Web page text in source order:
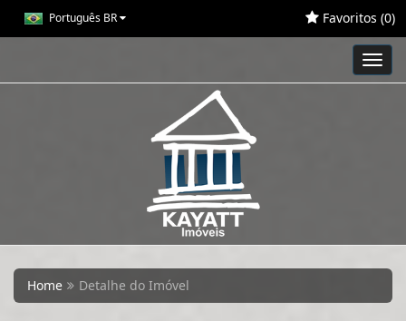
Português BR Favoritos (0)
Home Detalhe do Imóvel